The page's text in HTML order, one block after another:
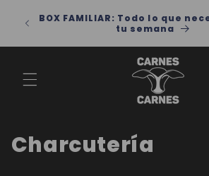
directamente
al contenido
Por compras superiores a 60
domicilio a 3 mil
C
Charcutería